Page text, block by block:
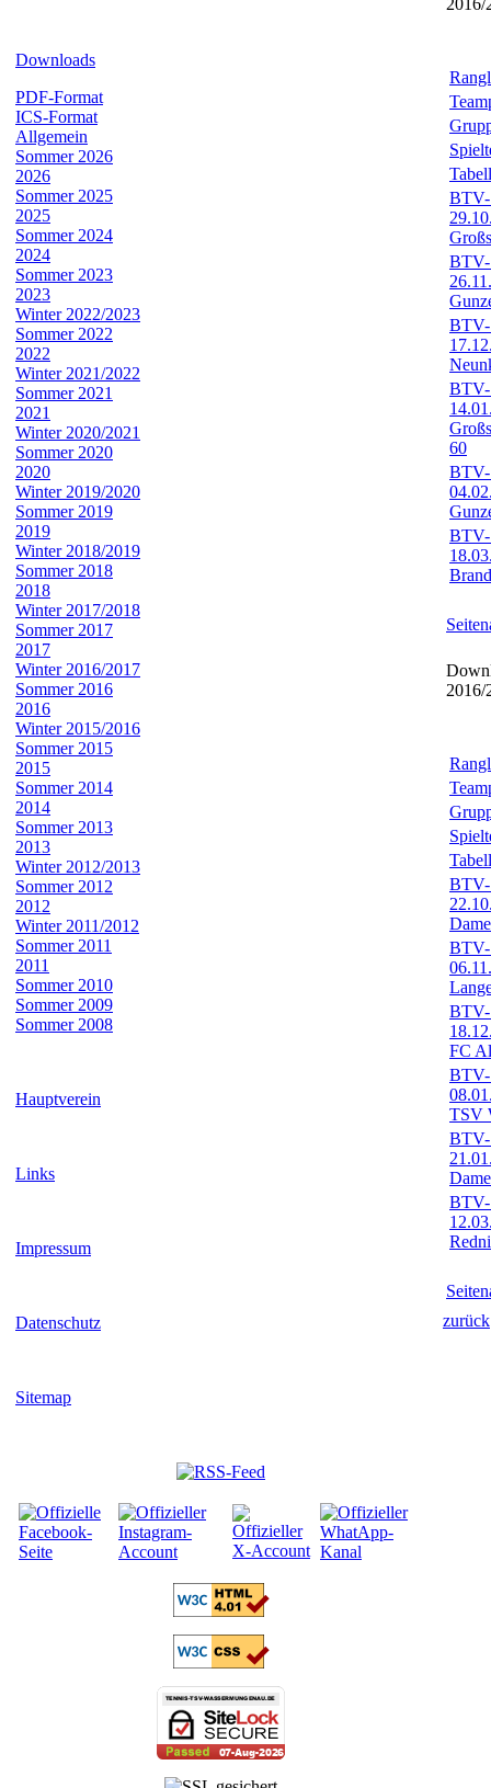
Downloads
PDF-Format
ICS-Format
Allgemein
Sommer 2026
2026
Sommer 2025
2025
Sommer 2024
2024
Sommer 2023
2023
Winter 2022/2023
Sommer 2022
2022
Winter 2021/2022
Sommer 2021
2021
Winter 2020/2021
Sommer 2020
2020
Winter 2019/2020
Sommer 2019
2019
Winter 2018/2019
Sommer 2018
2018
Winter 2017/2018
Sommer 2017
2017
Winter 2016/2017
Sommer 2016
2016
Winter 2015/2016
Sommer 2015
2015
Sommer 2014
2014
Sommer 2013
2013
Winter 2012/2013
Sommer 2012
2012
Winter 2011/2012
Sommer 2011
2011
Sommer 2010
Sommer 2009
Sommer 2008
Hauptverein
Links
Impressum
Datenschutz
Sitemap
2016/
BTV-
BTV-
BTV-
BTV-
60
BTV-
BTV-
2016/
BTV-
BTV-
BTV-
FC
BTV-
TSV
BTV-
BTV-
zurück